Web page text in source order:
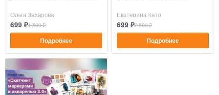
Ольга Захарова
699 ₽1 500 ₽
Подробнее
Екатерина Като
699 ₽2 500 ₽
Подробнее